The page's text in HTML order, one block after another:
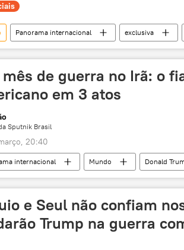
Panorama internacional exclusiva
Ásia Ocidente
Ministério da Defesa
de guerra no Irã: o
em 3 atos
Sputnik Brasil
20:40
internacional Mundo Donald
Papadopoulos
Irã Israel
de Ormuz
e Seul não confiam
Trump na guerra